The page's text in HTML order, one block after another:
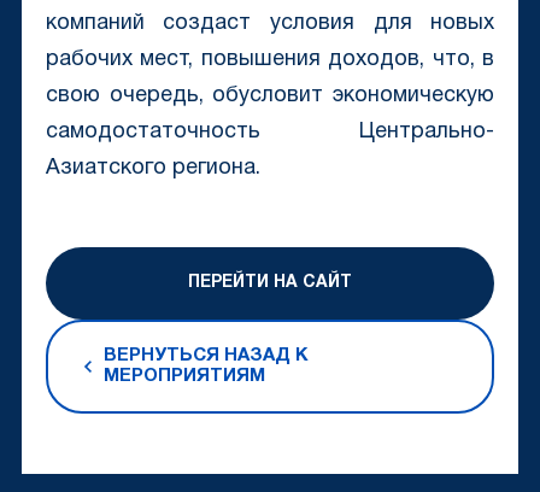
компаний создаст условия для новых
рабочих мест, повышения доходов, что, в
свою очередь, обусловит экономическую
самодостаточность Центрально-
Азиатского региона.
ПЕРЕЙТИ НА САЙТ
ВЕРНУТЬСЯ НАЗАД К
МЕРОПРИЯТИЯМ